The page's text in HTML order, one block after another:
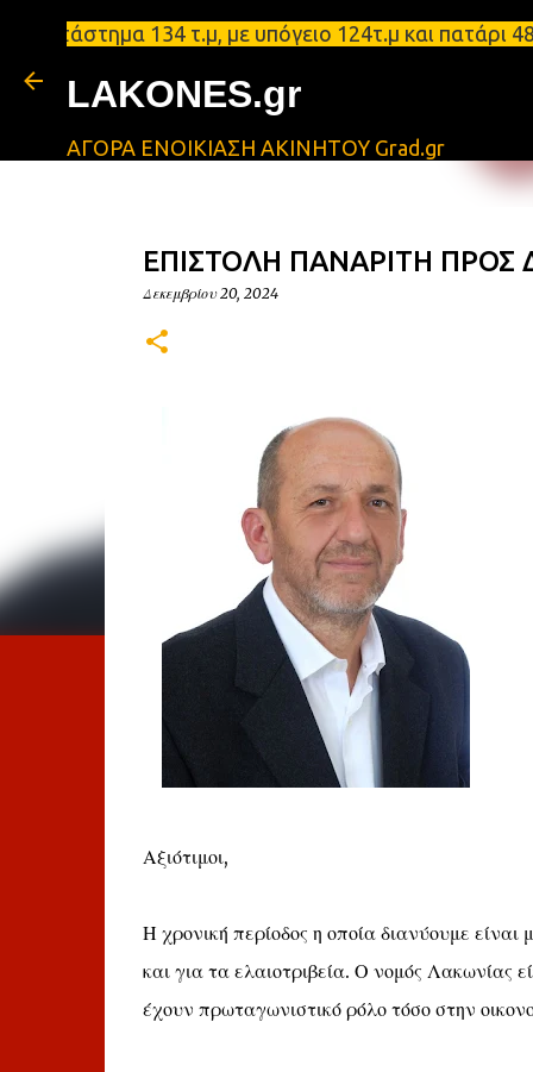
134 τ.μ, με υπόγειο 124τ.μ και πατάρι
LAKONES.gr
ΑΓΟΡΑ ΕΝΟΙΚΙΑΣΗ ΑΚΙΝΗΤΟΥ Grad.gr
ΕΠΙΣΤΟΛΗ ΠΑΝΑΡΙΤΗ ΠΡΟΣ
Δεκεμβρίου 20, 2024
Αξιότιμοι,
Η χρονική περίοδος η οποία διανύουμε είναι
και για τα ελαιοτριβεία. Ο νομός Λακωνίας
έχουν πρωταγωνιστικό ρόλο τόσο στην